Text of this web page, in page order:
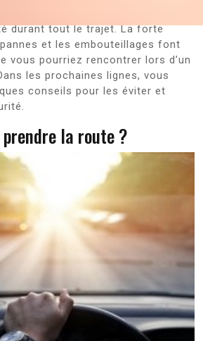
durant tout le trajet. La forte
et les embouteillages font
vous pourriez rencontrer lors d’un
les prochaines lignes, vous
conseils pour les éviter et
la route ?